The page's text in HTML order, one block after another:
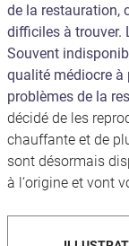
de la restauration,
difficiles à trouver.
Souvent
qualité médiocre à
problèmes de la
décidé de les
chauffante et de
sont désormais
à l‘origine et vont